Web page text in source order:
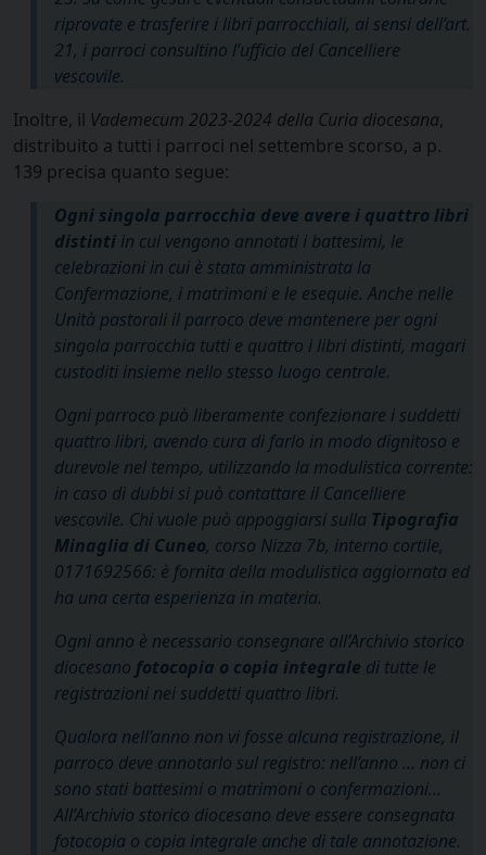
riprovate e trasferire i libri parrocchiali, ai sensi dell’art.
21, i parroci consultino l’ufficio del Cancelliere
vescovile.
Inoltre, il Vademecum 2023-2024 della Curia diocesana,
distribuito a tutti i parroci nel settembre scorso, a p.
139 precisa quanto segue:
Ogni singola parrocchia deve avere i quattro libri
distinti in cui vengono annotati i battesimi, le
celebrazioni in cui è stata amministrata la
Confermazione, i matrimoni e le esequie. Anche nelle
Unità pastorali il parroco deve mantenere per ogni
singola parrocchia tutti e quattro i libri distinti, magari
custoditi insieme nello stesso luogo centrale.
Ogni parroco può liberamente confezionare i suddetti
quattro libri, avendo cura di farlo in modo dignitoso e
durevole nel tempo, utilizzando la modulistica corrente:
in caso di dubbi si può contattare il Cancelliere
vescovile. Chi vuole può appoggiarsi sulla Tipografia
Minaglia di Cuneo, corso Nizza 7b, interno cortile,
0171692566: è fornita della modulistica aggiornata ed
ha una certa esperienza in materia.
Ogni anno è necessario consegnare all’Archivio storico
diocesano fotocopia o copia integrale di tutte le
registrazioni nei suddetti quattro libri.
Qualora nell’anno non vi fosse alcuna registrazione, il
parroco deve annotarlo sul registro: nell’anno … non ci
sono stati battesimi o matrimoni o confermazioni…
All’Archivio storico diocesano deve essere consegnata
fotocopia o copia integrale anche di tale annotazione.